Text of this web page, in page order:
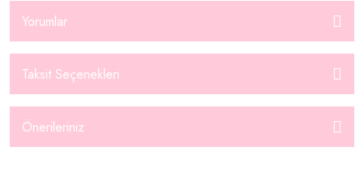
Yorumlar
Taksit Seçenekleri
Önerileriniz